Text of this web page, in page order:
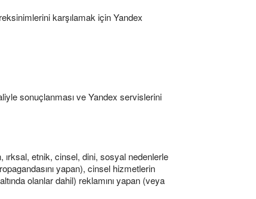
karşılamak için Yandex
sonuçlanması ve Yandex servislerini
ırksal, etnik, cinsel, dini, sosyal nedenlerle
yapan), cinsel hizmetlerin
olanlar dahil) reklamını yapan (veya